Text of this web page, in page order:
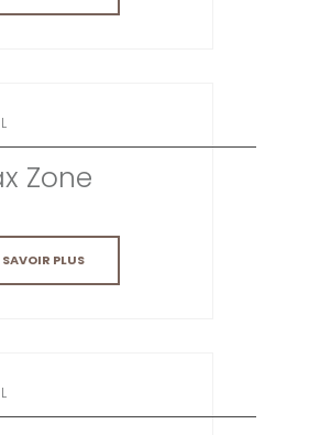
Zone
SAVOIR PLUS